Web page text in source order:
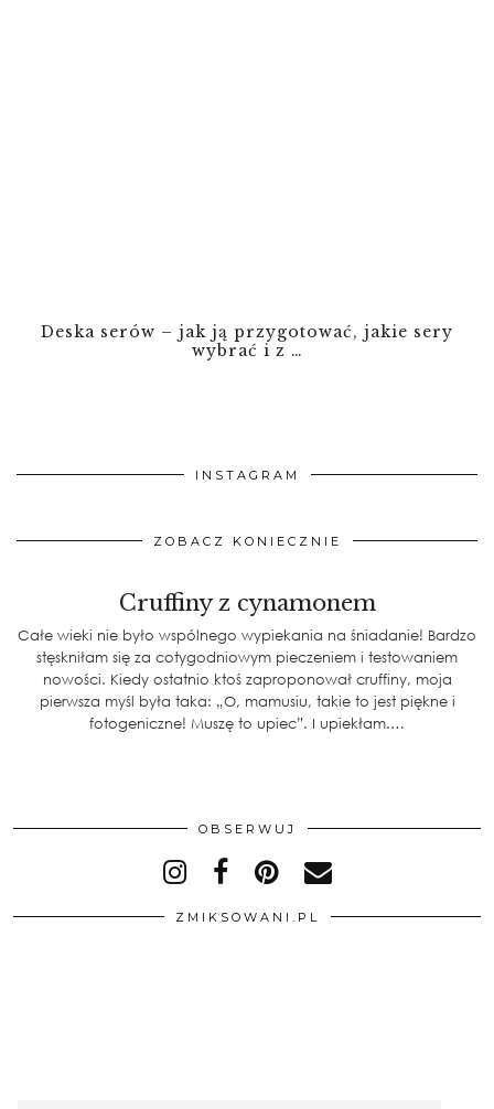
Deska serów – jak ją przygotować, jakie sery
wybrać i z …
INSTAGRAM
ZOBACZ KONIECZNIE
Cruffiny z cynamonem
Całe wieki nie było wspólnego wypiekania na śniadanie! Bardzo
stęskniłam się za cotygodniowym pieczeniem i testowaniem
nowości. Kiedy ostatnio ktoś zaproponował cruffiny, moja
pierwsza myśl była taka: „O, mamusiu, takie to jest piękne i
fotogeniczne! Muszę to upiec”. I upiekłam.…
OBSERWUJ
ZMIKSOWANI.PL